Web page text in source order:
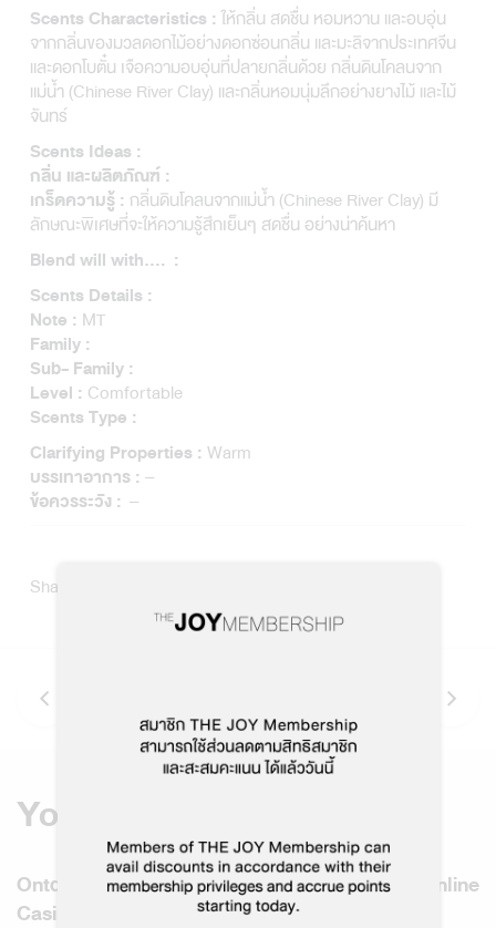
Scents Characteristics : ให้กลิ่น สดชื่น หอมหวาน และอบอุ่น
จากกลิ่นของมวลดอกไม้อย่างดอกซ่อนกลิ่น และมะลิจากประเทศจีน
และดอกโบตั๋น เจือความอบอุ่นที่ปลายกลิ่นด้วย กลิ่นดินโคลนจาก
แม่น้ำ (Chinese River Clay) และกลิ่นหอมนุ่มลึกอย่างยางไม้ และไม้
จันทร์
Scents Ideas :
กลิ่น และผลิตภัณฑ์ :
เกร็ดความรู้ : กลิ่นดินโคลนจากแม่น้ำ (Chinese River Clay) มี
ลักษณะพิเศษที่จะให้ความรู้สึกเย็นๆ สดชื่น อย่างน่าค้นหา
Blend will with…. :
Scents Details :
Note : MT
Family :
Sub- Family :
Level : Comfortable
Scents Type :
Clarifying Properties : Warm
บรรเทาอาการ : –
ข้อควรระวัง : –
Share story
You might also like
Ontdek de Spannende Wereld van Casinado Online
Casino Vol Ongeëvenaarde Winsten